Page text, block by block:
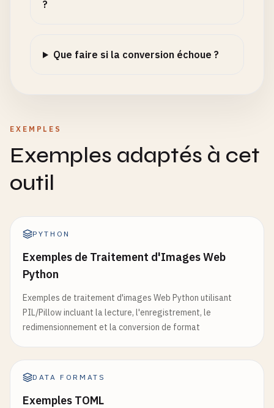
?
Que faire si la conversion échoue ?
EXEMPLES
Exemples adaptés à cet
outil
PYTHON
Exemples de Traitement d'Images Web
Python
Exemples de traitement d'images Web Python utilisant
PIL/Pillow incluant la lecture, l'enregistrement, le
redimensionnement et la conversion de format
DATA FORMATS
Exemples TOML